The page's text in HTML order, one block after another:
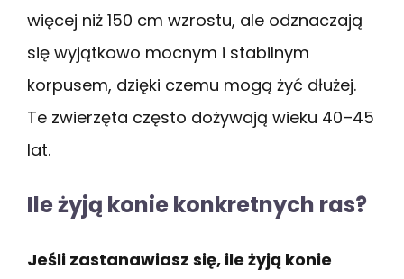
więcej niż 150 cm wzrostu, ale odznaczają
się wyjątkowo mocnym i stabilnym
korpusem, dzięki czemu mogą żyć dłużej.
Te zwierzęta często dożywają wieku 40–45
lat.
Ile żyją konie konkretnych ras?
Jeśli zastanawiasz się, ile żyją konie